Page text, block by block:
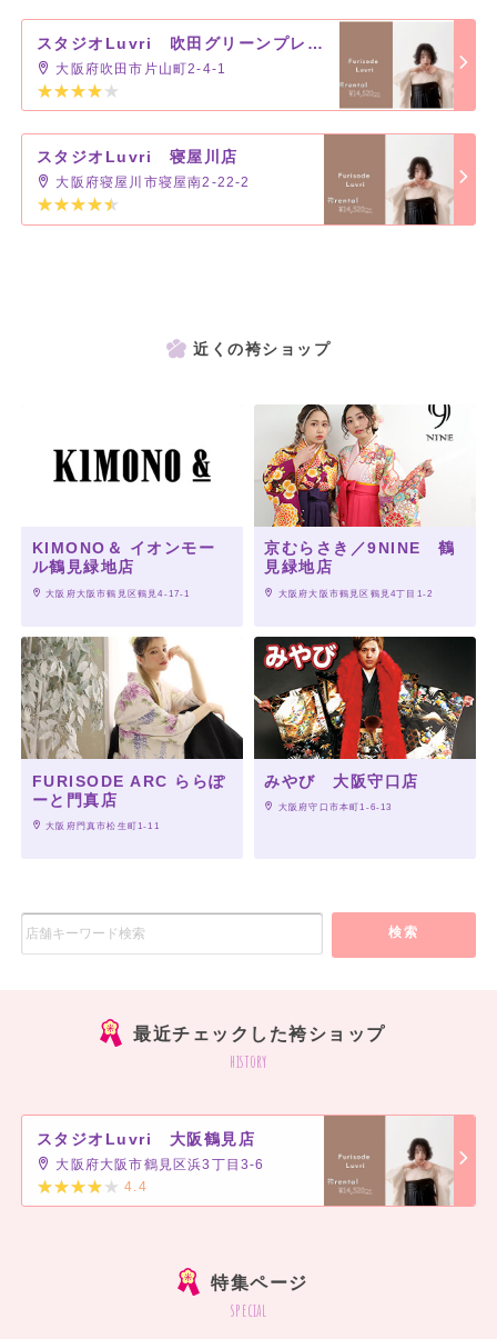
スタジオLuvri 吹田グリーンプレイス店
大阪府吹田市片山町2-4-1
スタジオLuvri 寝屋川店
大阪府寝屋川市寝屋南2-22-2
近くの袴ショップ
KIMONO＆ イオンモー
ル鶴見緑地店
大阪府大阪市鶴見区鶴見4-17-1
京むらさき／9NINE 鶴
見緑地店
大阪府大阪市鶴見区鶴見4丁目1-2
FURISODE ARC ららぽ
ーと門真店
大阪府門真市松生町1-11
みやび 大阪守口店
大阪府守口市本町1-6-13
検索
最近チェックした袴ショップ
history
スタジオLuvri 大阪鶴見店
大阪府大阪市鶴見区浜3丁目3-6
4.4
特集ページ
special